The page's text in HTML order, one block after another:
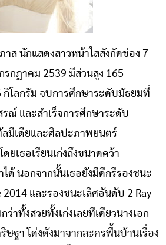
าส นักแสดงสาวหน้าใสสังกัดช่อง 7
รกฎาคม 2539 มีส่วนสูง 165
กิโลกรัม จบการศึกษาระดับมัธยมที่
รณ์ และสำเร็จการศึกษาระดับ
เดียและศิลปะภาพยนตร์
ยเธอเรียนเก่งถึงขนาดคว้า
ด้ นอกจากนั้นเธอยังมีดีกรีรองชนะ
2014 และรองชนะเลิศอันดับ 2 Ray
ว่าทั้งสวยทั้งเก่งเลยทีเดียวนางเอก
ษฐา โด่งดังมาจากละครพื้นบ้านเรื่อง